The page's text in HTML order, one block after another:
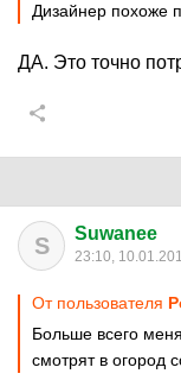
Дизайнер похоже
ДА. Это точно
S Suwanee
23:10,
От пользователя
Больше всего
смотрят в огород